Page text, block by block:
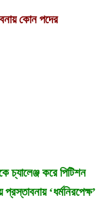
কোন পদের
চ্যালেঞ্জ করে পিটিশন
‘ধর্মনিরপেক্ষ’